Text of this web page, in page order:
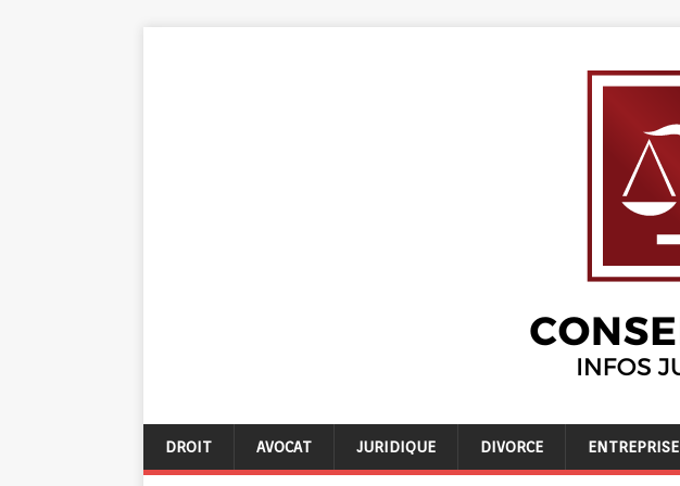
DROIT AVOCAT JURIDIQUE DIVORCE ENTREPRISE